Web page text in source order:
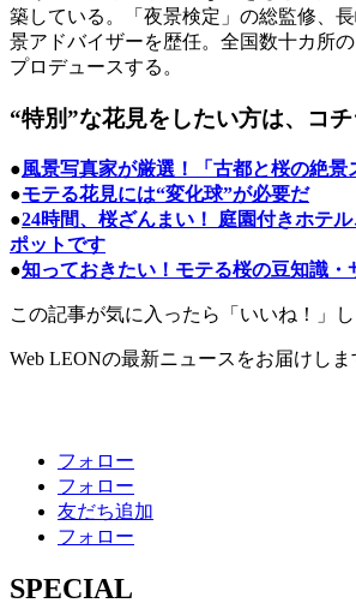
築している。「夜景検定」の総監修、
景アドバイザーを歴任。全国数十カ所
プロデュースする。
“特別”な花見をしたい方は、コ
●風景写真家が厳選！「古都と桜の絶景
●モテる花見には“変化球”が必要だ
●24時間、桜ざんまい！ 庭園付きホテ
ポットです
●知っておきたい！モテる桜の豆知識・
この記事が気に入ったら「いいね！」し
Web LEONの最新ニュースをお届けしま
フォロー
フォロー
友だち追加
フォロー
SPECIAL